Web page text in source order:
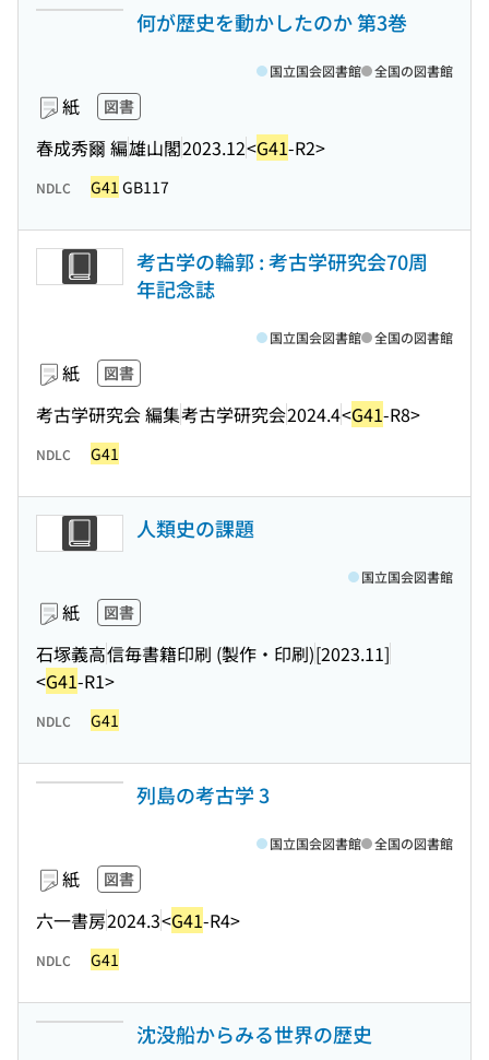
何が歴史を動かしたのか 第3巻
紙 図書
春成秀爾 編雄山閣2023.12<G41-R2>
国立国会図書館 全国の図書館
NDLC G41 GB117
考古学の輪郭 : 考古学研究会70周
年記念誌
紙 図書
考古学研究会 編集考古学研究会2024.4<G41-R8>
国立国会図書館 全国の図書館
NDLC G41
人類史の課題
紙 図書
石塚義高信毎書籍印刷 (製作・印刷)[2023.11]
<G41-R1>
国立国会図書館
NDLC G41
列島の考古学 3
紙 図書
六一書房2024.3<G41-R4>
国立国会図書館 全国の図書館
NDLC G41
沈没船からみる世界の歴史